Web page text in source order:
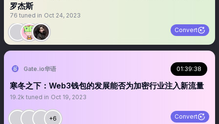
罗杰斯
76 tuned in Oct 24, 2023
Convert
Gate.io华语 01:39:38
寒冬之下：Web3钱包的发展能否为加密行业注入新流量
19.2k tuned in Oct 19, 2023
+6 Convert